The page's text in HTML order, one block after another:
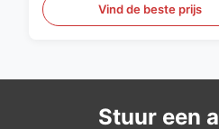
Vind de beste prijs
Stuur een